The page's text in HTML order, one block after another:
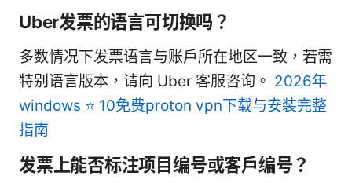
Uber发票的语言可切换吗？
多数情况下发票语言与账户所在地区一致，若需
特别语言版本，请向 Uber 客服咨询。 2026年
windows ⭐ 10免费proton vpn下载与安装完整
指南
发票上能否标注项目编号或客户编号？